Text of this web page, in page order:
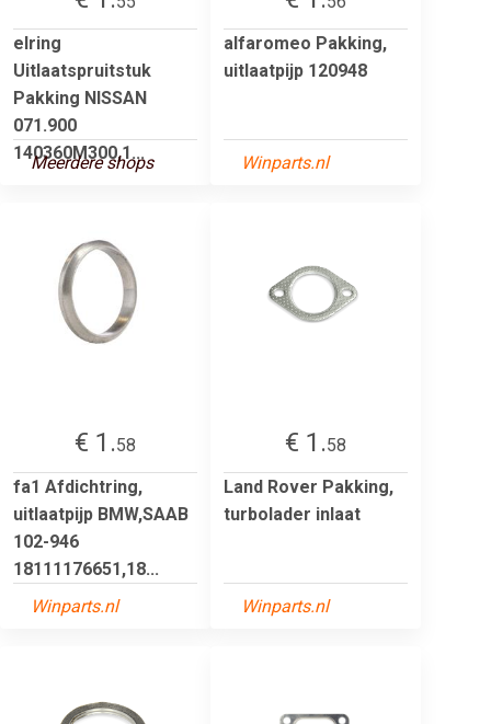
elring
Uitlaatspruitstuk
Pakking NISSAN
071.900
140360M300,1...
Meerdere shops
alfaromeo Pakking,
uitlaatpijp 120948
Winparts.nl
€ 1.58
fa1 Afdichtring,
uitlaatpijp BMW,SAAB
102-946
18111176651,18...
Winparts.nl
€ 1.58
Land Rover Pakking,
turbolader inlaat
Winparts.nl